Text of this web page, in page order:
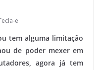
e
tem alguma limitação
de poder mexer em
agora já tem